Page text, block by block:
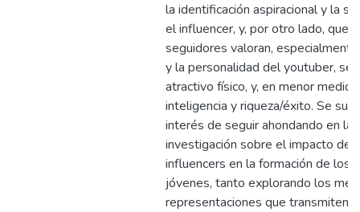
la identificación aspiracional y la
el influencer, y, por otro lado, que
seguidores valoran,
y la personalidad del youtuber,
atractivo físico, y, en menor
inteligencia y riqueza/éxito. Se
interés de seguir ahondando en la
investigación sobre el impacto de
influencers en la formación de los
jóvenes, tanto explorando los
representaciones que transmiten,